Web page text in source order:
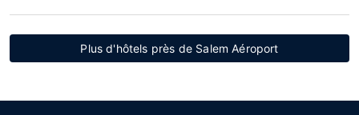
Plus d'hôtels près de Salem Aéroport